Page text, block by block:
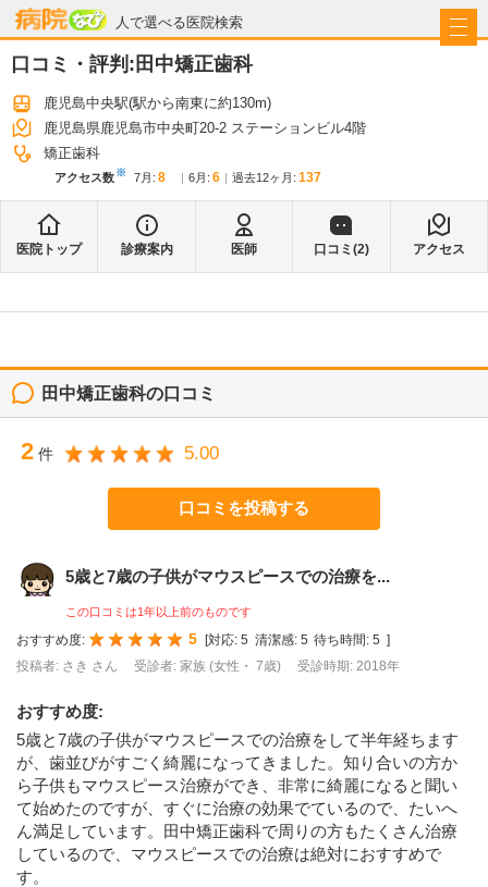
人で選べる医院検索
病院なび
口コミ・評判:田中矯正歯科
鹿児島中央駅(駅から南東に約130m)
鹿児島県鹿児島市中央町20-2 ステーションビル4階
矯正歯科
アクセス数※ 7月 : 8 6月 : 6 過去12ヶ月: 137
医院トップ 診療案内 医師 口コミ(2) アクセス
田中矯正歯科の口コミ
2 件 5.00
口コミを投稿する
5歳と7歳の子供がマウスピースでの治療を...
この口コミは1年以上前のものです
おすすめ度: 5 [対応: 5 清潔感: 5 待ち時間: 5 ]
投稿者: さき さん
受診者: 家族 (女性・ 7歳) 受診時期: 2018年
おすすめ度:
5歳と7歳の子供がマウスピースでの治療をして半年経ちます
が、歯並びがすごく綺麗になってきました。知り合いの方か
ら子供もマウスピース治療ができ、非常に綺麗になると聞い
て始めたのですが、すぐに治療の効果でているので、たいへ
ん満足しています。田中矯正歯科で周りの方もたくさん治療
しているので、マウスピースでの治療は絶対におすすめで
す。